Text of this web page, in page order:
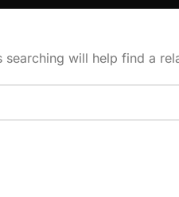
will help find a